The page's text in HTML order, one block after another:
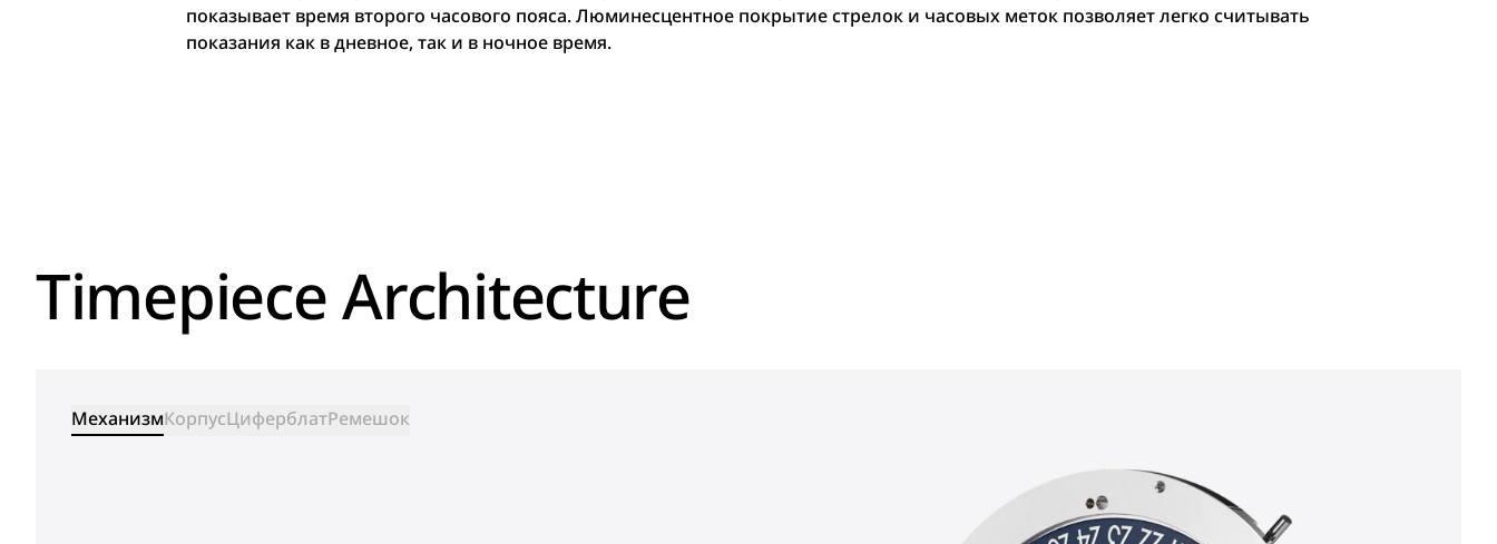
показывает время второго часового пояса. Люминесцентное покрытие стрелок и часовых меток позволяет легко считывать
показания как в дневное, так и в ночное время.
Timepiece Architecture
МеханизмКорпусЦиферблатРемешок